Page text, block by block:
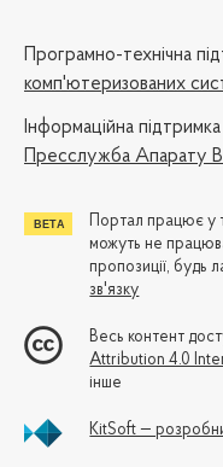
Програмно-технічна
комп'ютеризованих
Iнформаційна
Пресслужба Апарату
Портал працює у
можуть не
пропозиції, будь
зв'язку
Весь контент
Attribution 4.0
інше
KitSoft —